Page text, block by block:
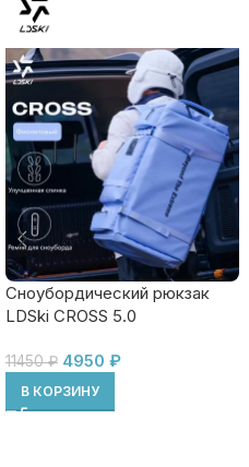
Сноубордический рюкзак
LDSki CROSS 5.0
11450₽ 4950 ₽
В КОРЗИНУ